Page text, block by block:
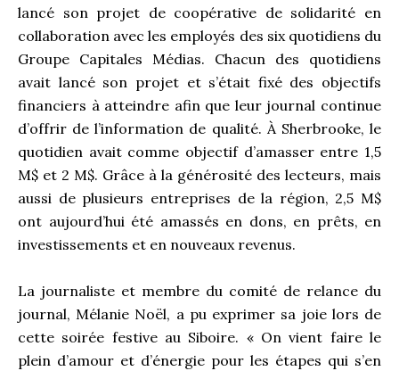
lancé son projet de coopérative de solidarité en
collaboration avec les employés des six quotidiens du
Groupe Capitales Médias. Chacun des quotidiens
avait lancé son projet et s’était fixé des objectifs
financiers à atteindre afin que leur journal continue
d’offrir de l’information de qualité. À Sherbrooke, le
quotidien avait comme objectif d’amasser entre 1,5
M$ et 2 M$. Grâce à la générosité des lecteurs, mais
aussi de plusieurs entreprises de la région, 2,5 M$
ont aujourd’hui été amassés en dons, en prêts, en
investissements et en nouveaux revenus.
La journaliste et membre du comité de relance du
journal, Mélanie Noël, a pu exprimer sa joie lors de
cette soirée festive au Siboire. « On vient faire le
plein d’amour et d’énergie pour les étapes qui s’en